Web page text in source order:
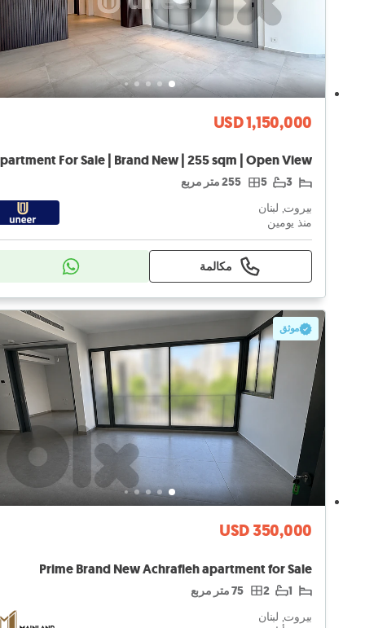
USD 1,150,000
3
5 255 متر مربع
بيروت, لبنان
منذ يومين
مكالمة
موثق
USD 350,000
Prime Brand New Achrafieh apartment for Sale
1
2 75 متر مربع
بيروت, لبنان